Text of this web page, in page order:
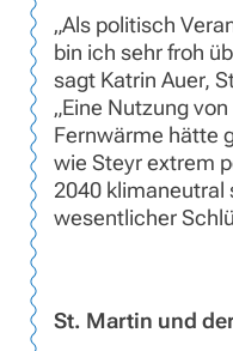
„Als politisch
bin ich sehr froh
sagt Katrin Auer,
„Eine Nutzung
Fernwärme hätte
wie Steyr extrem
2040 klimaneutral
wesentlicher
St. Martin und